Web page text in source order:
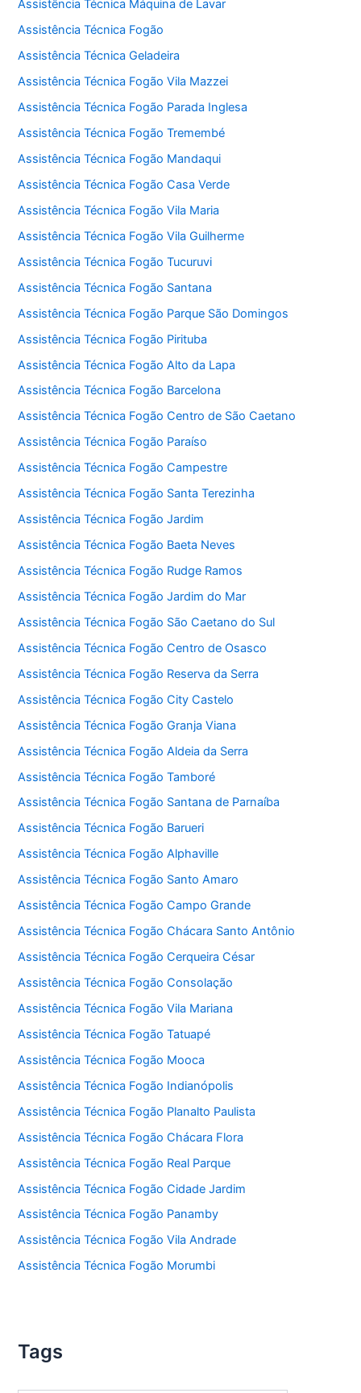
Assistência Técnica Máquina de Lavar
Assistência Técnica Fogão
Assistência Técnica Geladeira
Assistência Técnica Fogão Vila Mazzei
Assistência Técnica Fogão Parada Inglesa
Assistência Técnica Fogão Tremembé
Assistência Técnica Fogão Mandaqui
Assistência Técnica Fogão Casa Verde
Assistência Técnica Fogão Vila Maria
Assistência Técnica Fogão Vila Guilherme
Assistência Técnica Fogão Tucuruvi
Assistência Técnica Fogão Santana
Assistência Técnica Fogão Parque São Domingos
Assistência Técnica Fogão Pirituba
Assistência Técnica Fogão Alto da Lapa
Assistência Técnica Fogão Barcelona
Assistência Técnica Fogão Centro de São Caetano
Assistência Técnica Fogão Paraíso
Assistência Técnica Fogão Campestre
Assistência Técnica Fogão Santa Terezinha
Assistência Técnica Fogão Jardim
Assistência Técnica Fogão Baeta Neves
Assistência Técnica Fogão Rudge Ramos
Assistência Técnica Fogão Jardim do Mar
Assistência Técnica Fogão São Caetano do Sul
Assistência Técnica Fogão Centro de Osasco
Assistência Técnica Fogão Reserva da Serra
Assistência Técnica Fogão City Castelo
Assistência Técnica Fogão Granja Viana
Assistência Técnica Fogão Aldeia da Serra
Assistência Técnica Fogão Tamboré
Assistência Técnica Fogão Santana de Parnaíba
Assistência Técnica Fogão Barueri
Assistência Técnica Fogão Alphaville
Assistência Técnica Fogão Santo Amaro
Assistência Técnica Fogão Campo Grande
Assistência Técnica Fogão Chácara Santo Antônio
Assistência Técnica Fogão Cerqueira César
Assistência Técnica Fogão Consolação
Assistência Técnica Fogão Vila Mariana
Assistência Técnica Fogão Tatuapé
Assistência Técnica Fogão Mooca
Assistência Técnica Fogão Indianópolis
Assistência Técnica Fogão Planalto Paulista
Assistência Técnica Fogão Chácara Flora
Assistência Técnica Fogão Real Parque
Assistência Técnica Fogão Cidade Jardim
Assistência Técnica Fogão Panamby
Assistência Técnica Fogão Vila Andrade
Assistência Técnica Fogão Morumbi
Tags